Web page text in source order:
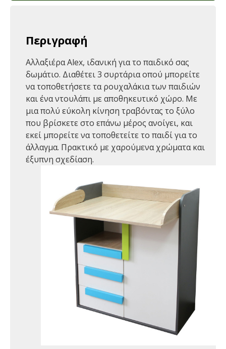
Περιγραφή
Αλλαξιέρα Alex, ιδανική για το παιδικό σας
δωμάτιο. Διαθέτει 3 συρτάρια οπού μπορείτε
να τοποθετήσετε τα ρουχαλάκια των παιδιών
και ένα ντουλάπι με αποθηκευτικό χώρο. Με
μια πολύ εύκολη κίνηση τραβόντας το ξύλο
που βρίσκετε στο επάνω μέρος ανοίγει, και
εκεί μπορείτε να τοποθετείτε το παιδί για το
άλλαγμα. Πρακτικό με χαρούμενα χρώματα και
έξυπνη σχεδίαση.